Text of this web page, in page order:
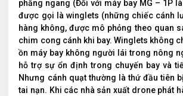
phẳng ngang (Đối với máy bay MG – 1P là
được gọi là winglets (những chiếc cánh
hàng không, được mô phỏng theo quan
chim cong cánh khi bay. Winglets không
ồn máy bay không người lái trong nông
hỗ trợ sự ổn định trong chuyến bay và
Nhưng cánh quạt thường là thứ đầu tiên
tai nạn. Khi các nhà sản xuất drone phát